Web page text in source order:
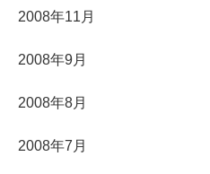
2008年11月
2008年9月
2008年8月
2008年7月